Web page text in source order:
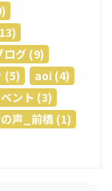
ログ (9)
(5)
aoi (4)
ント (3)
声_前橋 (1)